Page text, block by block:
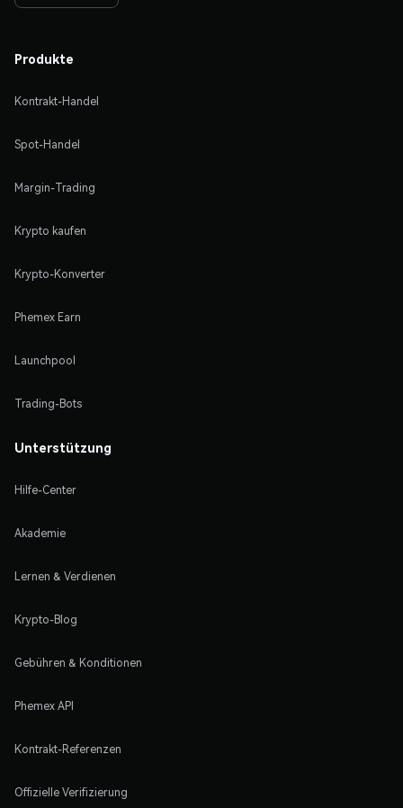
Produkte
Kontrakt-Handel
Spot-Handel
Margin-Trading
Krypto kaufen
Krypto-Konverter
Phemex Earn
Launchpool
Trading-Bots
Unterstützung
Hilfe-Center
Akademie
Lernen & Verdienen
Krypto-Blog
Gebühren & Konditionen
Phemex API
Kontrakt-Referenzen
Offizielle Verifizierung